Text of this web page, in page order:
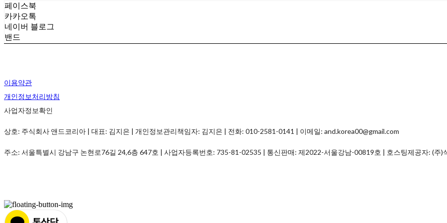
페이스북
카카오톡
네이버 블로그
밴드
이용약관
개인정보처리방침
사업자정보확인
상호: 주식회사 앤드코리아 | 대표: 김지은 | 개인정보관리책임자: 김지은 | 전화: 010-2581-0141 | 이메일: and.korea00@gmail.com
주소: 서울특별시 강남구 논현로76길 24,6층 647호 | 사업자등록번호: 735-81-02535 | 통신판매: 제2022-서울강남-00819호 | 호스팅제공자: (주)